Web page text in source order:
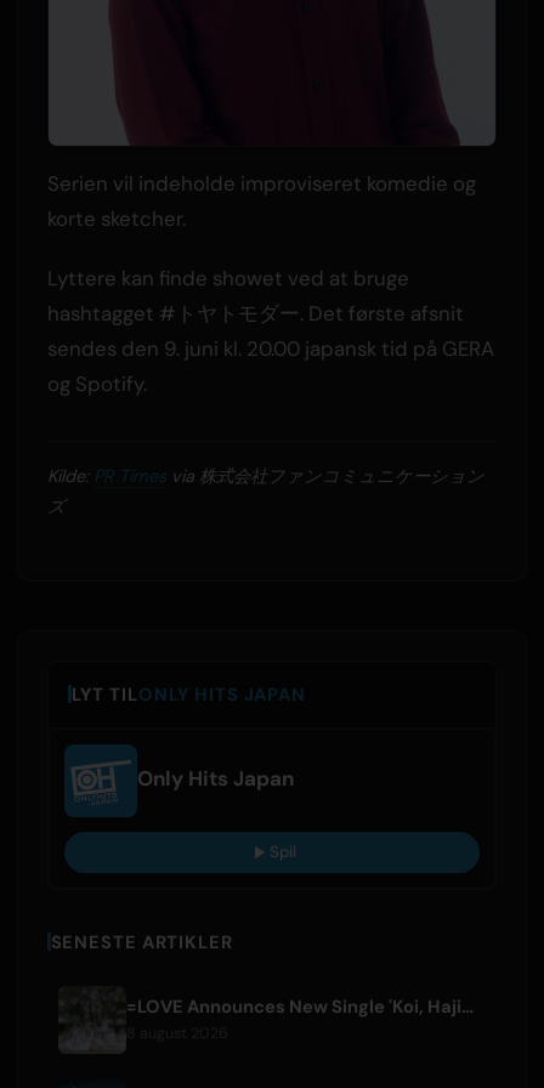
Serien vil indeholde improviseret komedie og
korte sketcher.
Lyttere kan finde showet ved at bruge
hashtagget #トヤトモダー. Det første afsnit
sendes den 9. juni kl. 20.00 japansk tid på GERA
og Spotify.
Kilde: PR Timesvia 株式会社ファンコミュニケーション
ズ
LYT TILONLY HITS JAPAN
Only Hits Japan
Spil
SENESTE ARTIKLER
=LOVE Announces New Single 'Koi, Hajimemashita.' and Tokyo Dome Concerts